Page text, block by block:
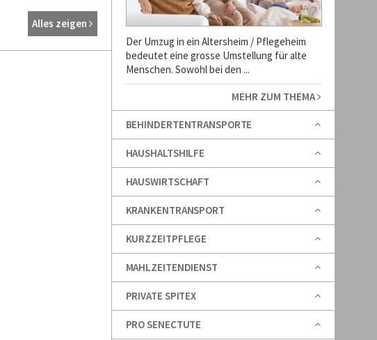
Alles zeigen
Der Umzug in ein Altersheim / Pflegeheim
bedeutet eine grosse Umstellung für alte
Menschen. Sowohl bei den ...
MEHR ZUM THEMA
BEHINDERTENTRANSPORTE
HAUSHALTSHILFE
HAUSWIRTSCHAFT
KRANKENTRANSPORT
KURZZEITPFLEGE
MAHLZEITENDIENST
PRIVATE SPITEX
PRO SENECTUTE